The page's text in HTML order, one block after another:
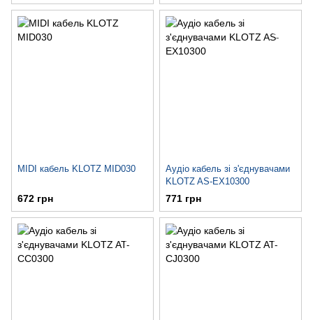
MIDI кабель KLOTZ MID030
672 грн
Аудіо кабель зі з'єднувачами
KLOTZ AS-EX10300
771 грн